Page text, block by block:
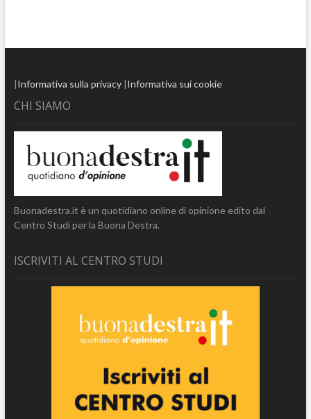
|Informativa sulla privacy|Informativa sui cookie
CHI SIAMO
Buonadestra.it è un quotidiano online di opinione edito dal
Centro Studi per la Buona Destra.
ISCRIVITI AL CENTRO STUDI